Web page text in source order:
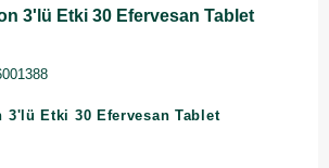
3'lü Etki 30 Efervesan Tablet
3'lü Etki 30 Efervesan Tablet